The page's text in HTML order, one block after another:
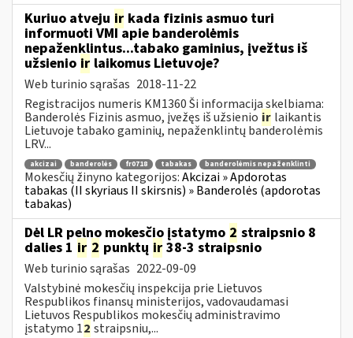
Kuriuo atveju ir kada fizinis asmuo turi
informuoti VMI apie banderolėmis
nepaženklintus...tabako gaminius, įvežtus iš
užsienio ir laikomus Lietuvoje?
Web turinio sąrašas 2018-11-22
Registracijos numeris KM1360 Ši informacija skelbiama:
Banderolės Fizinis asmuo, įvežęs iš užsienio ir laikantis
Lietuvoje tabako gaminių, nepaženklintų banderolėmis
LRV...
akcizai banderolės fr0718 tabakas banderolėmis nepaženklinti
Mokesčių žinyno kategorijos:Akcizai » Apdorotas
tabakas (II skyriaus II skirsnis) » Banderolės (apdorotas
tabakas)
Dėl LR pelno mokesčio įstatymo 2 straipsnio 8
dalies 1 ir 2 punktų ir 38-3 straipsnio
Web turinio sąrašas 2022-09-09
Valstybinė mokesčių inspekcija prie Lietuvos
Respublikos finansų ministerijos, vadovaudamasi
Lietuvos Respublikos mokesčių administravimo
įstatymo 12 straipsniu,...